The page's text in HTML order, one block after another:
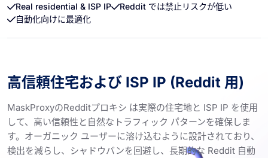
Real residential & ISP IP
Reddit では禁止リスクが低い
自動化向けに最適化
高信頼住宅および ISP IP (Reddit 用)
MaskProxyのRedditプロキシ は実際の住宅地と ISP IP を使用
して、高い信頼性と自然なトラフィック パターンを確保しま
す。オーガニック ユーザーに溶け込むように設計されており、
検出を減らし、シャドウバンを回避し、長期的な Reddit 自動